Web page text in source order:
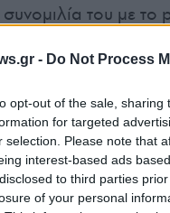
- Do Not Process
opt-out of the sale,
for targeted
selection. Please note that
interest-based ads
to third parties
of your personal
του με το
να τους
δέκα
και άλλους
τους.
αλλά και
για την